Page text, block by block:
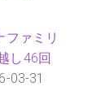
ファミリ
し46回
03-31